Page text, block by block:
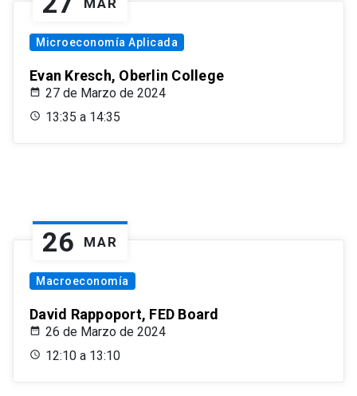
MAR
Microeconomía Aplicada
Evan Kresch, Oberlin College
27 de Marzo de 2024
13:35 a 14:35
26 MAR
Macroeconomía
David Rappoport, FED Board
26 de Marzo de 2024
12:10 a 13:10